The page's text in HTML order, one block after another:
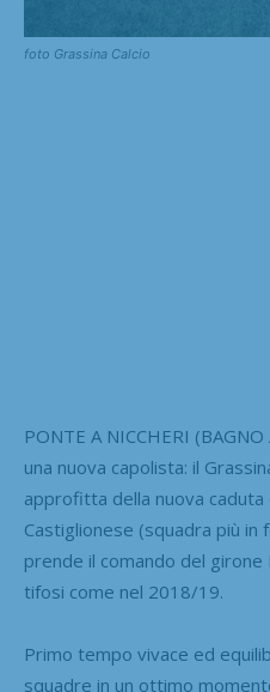
foto Grassina Calcio
PONTE A NICCHERI
una nuova capolista: il
approfitta della nuova caduta
Castiglionese (squadra più
prende il comando del
tifosi come nel 2018/19.
Primo tempo vivace ed
squadre in un ottimo